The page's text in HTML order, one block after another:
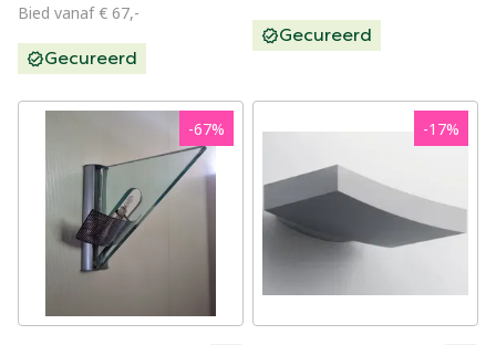
Bied vanaf € 67,-
Gecureerd
Gecureerd
-67% -17%